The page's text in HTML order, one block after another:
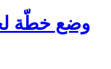
وضع خطّة